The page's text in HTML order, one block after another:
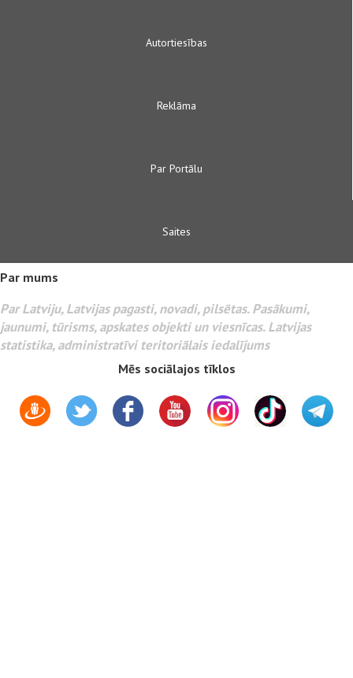
Autortiesības
Reklāma
Par Portālu
Saites
Par mums
Par Latviju, Latvijas pagasti, novadi, pilsētas. Pasākumi,
jaunumi, tūrisms, apskates objekti un viesnīcas. Latvijas
statistika, administratīvi teritoriālais iedalījums
Mēs sociālajos tīklos